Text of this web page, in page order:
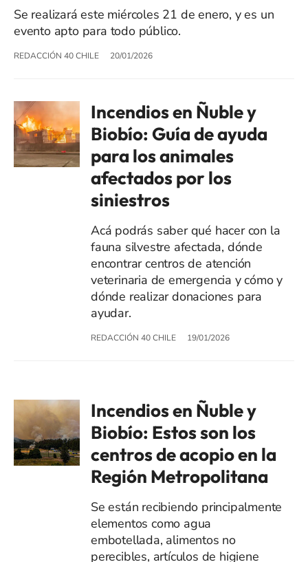
Se realizará este miércoles 21 de enero, y es un
evento apto para todo público.
REDACCIÓN 40 CHILE 20/01/2026
Incendios en Ñuble y
Biobío: Guía de ayuda
para los animales
afectados por los
siniestros
Acá podrás saber qué hacer con la
fauna silvestre afectada, dónde
encontrar centros de atención
veterinaria de emergencia y cómo y
dónde realizar donaciones para
ayudar.
REDACCIÓN 40 CHILE 19/01/2026
Incendios en Ñuble y
Biobío: Estos son los
centros de acopio en la
Región Metropolitana
Se están recibiendo principalmente
elementos como agua
embotellada, alimentos no
perecibles, artículos de higiene